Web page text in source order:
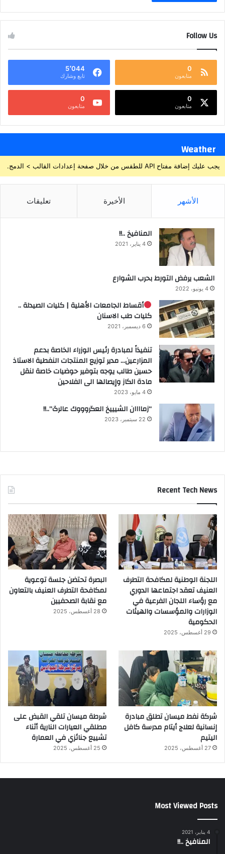
Follow Us
0
متابعون
5٬044
تابع وشارك
0
متابعون
0
متابعون
Weather
يجب عليك إضافة مفتاح API للطقس من خلال صفحة إعدادات القالب > الدمج.
الأشهر الأخيرة تعليقات
المنافيخ ..!!
4 يناير، 2021
الشعب يرفض التورط بحرب الشوارع
4 يونيو، 2022
أقساط الجامعات الأهلية | كليات الصيدلة ..
كليات طب الاسنان
6 ديسمبر، 2021
تنفيذاً لمبادرة رئيس الوزراء الخاصة بدعم
المزارعين… مدير توزيع المنتجات النفطية الاستاذ
حسين طالب يوجه بتوفير حوضيات خاصة لنقل
مادة الكاز وإيصالها الى الفلاحين
4 مايو، 2023
“زماااان الشيييخ العگروووك عالرگ”..!!
22 سبتمبر، 2023
Recent Tech News
اللجنة الوطنية لمكافحة التطرف
العنيف تعقد اجتماعها الدوري
مع رؤساء اللجان الفرعية في
الوزارات والمؤسسات والهيئات
الحكومية
29 أغسطس، 2025
البصرة تحتضن جلسة توعوية
لمكافحة التطرف العنيف بالتعاون
مع نقابة الصحفيين
28 أغسطس، 2025
شركة نفط ميسان تطلق مبادرة
إنسانية لعلاج أيتام مدرسة كافل
اليتيم
27 أغسطس، 2025
شرطة ميسان تلقي القبض على
مطلقي العيارات النارية أثناء
تشييع جنائزي في العمارة
25 أغسطس، 2025
Most Viewed Posts
4 يناير، 2021
المنافيخ ..!!